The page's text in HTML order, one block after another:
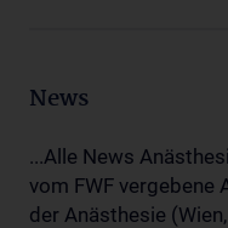
News
...Alle News
vom FWF vergebene
der Anästhesie